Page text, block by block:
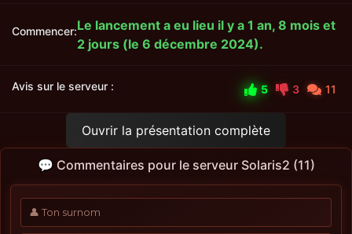
Commencer:Le lancement a eu lieu il y a 1 an, 8 mois et
2 jours (le 6 décembre 2024).
Avis sur le serveur : 5 3 11
Ouvrir la présentation complète
💬 Commentaires pour le serveur Solaris2 (11)